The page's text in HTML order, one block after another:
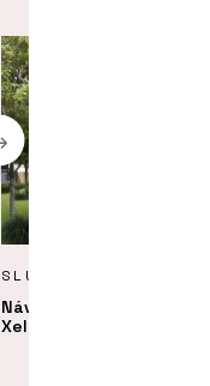
SLUŽBY
Návrh a projektování
Xella